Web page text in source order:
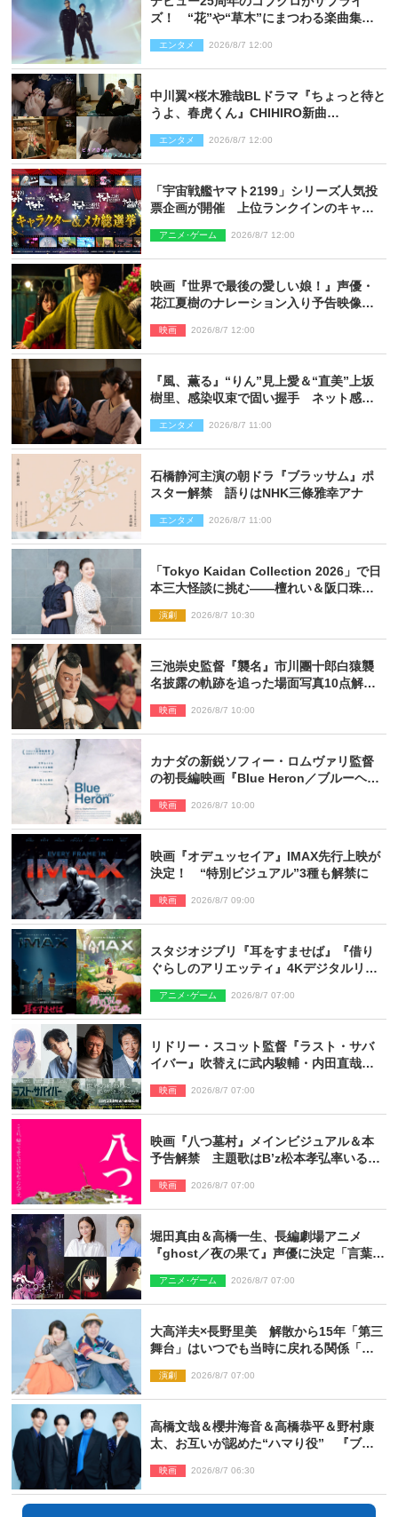
ズ！ “花”や“草木”にまつわる楽曲集め
信リリース
エンタメ 2026/8/7 12:00
中川翼×桜木雅哉BLドラマ『ちょっと待と
うよ、春虎くん』CHIHIRO新曲
エンタメ 2026/8/7 12:00
「宇宙戦艦ヤマト2199」シリーズ人気投
票企画が開催 上位ランクインのキャラ
を制作
アニメ･ゲーム 2026/8/7 12:00
映画『世界で最後の愛しい娘！』声優・
花江夏樹のナレーション入り予告映像解
い！」
映画 2026/8/7 12:00
『風、薫る』“りん”見上愛＆“直美”上坂
樹里、感染収束で固い握手 ネット感動
エンタメ 2026/8/7 11:00
石橋静河主演の朝ドラ『ブラッサム』ポ
スター解禁 語りはNHK三條雅幸アナ
エンタメ 2026/8/7 11:00
「Tokyo Kaidan Collection 2026」で日
本三大怪談に挑む――檀れい＆阪口珠美
演劇 2026/8/7 10:30
三池崇史監督『襲名』市川團十郎白猿襲
名披露の軌跡を追った場面写真10点解
映画 2026/8/7 10:00
カナダの新鋭ソフィー・ロムヴァリ監督
の初長編映画『Blue Heron／ブルーヘロ
映画 2026/8/7 10:00
映画『オデュッセイア』IMAX先行上映が
決定！ “特別ビジュアル”3種も解禁に
映画 2026/8/7 09:00
スタジオジブリ『耳をすませば』『借り
ぐらしのアリエッティ』4Kデジタルリマ
アニメ･ゲーム 2026/8/7 07:00
リドリー・スコット監督『ラスト・サバ
イバー』吹替えに武内駿輔・内田直哉・
結！
映画 2026/8/7 07:00
映画『八つ墓村』メインビジュアル＆本
予告解禁 主題歌はB’z松本孝弘率いる
映画 2026/8/7 07:00
堀田真由＆高橋一生、長編劇場アニメ
『ghost／夜の果て』声優に決定「言葉に
た」
アニメ･ゲーム 2026/8/7 07:00
大高洋夫×長野里美 解散から15年「第三
舞台」はいつでも当時に戻れる関係「や
演劇 2026/8/7 07:00
高橋文哉＆櫻井海音＆高橋恭平＆野村康
太、お互いが認めた“ハマり役” 『ブル
映画 2026/8/7 06:30